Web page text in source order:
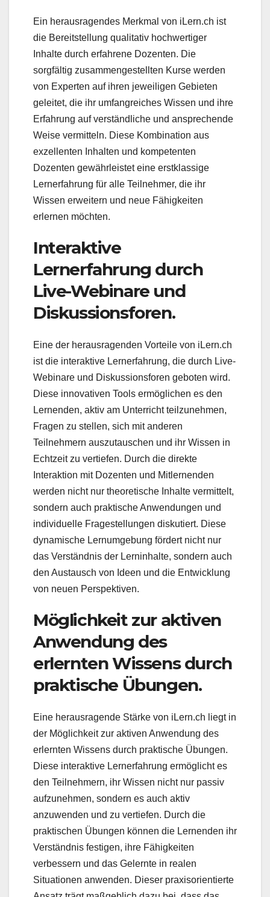
Ein herausragendes Merkmal von iLern.ch ist
die Bereitstellung qualitativ hochwertiger
Inhalte durch erfahrene Dozenten. Die
sorgfältig zusammengestellten Kurse werden
von Experten auf ihren jeweiligen Gebieten
geleitet, die ihr umfangreiches Wissen und ihre
Erfahrung auf verständliche und ansprechende
Weise vermitteln. Diese Kombination aus
exzellenten Inhalten und kompetenten
Dozenten gewährleistet eine erstklassige
Lernerfahrung für alle Teilnehmer, die ihr
Wissen erweitern und neue Fähigkeiten
erlernen möchten.
Interaktive
Lernerfahrung durch
Live-Webinare und
Diskussionsforen.
Eine der herausragenden Vorteile von iLern.ch
ist die interaktive Lernerfahrung, die durch Live-
Webinare und Diskussionsforen geboten wird.
Diese innovativen Tools ermöglichen es den
Lernenden, aktiv am Unterricht teilzunehmen,
Fragen zu stellen, sich mit anderen
Teilnehmern auszutauschen und ihr Wissen in
Echtzeit zu vertiefen. Durch die direkte
Interaktion mit Dozenten und Mitlernenden
werden nicht nur theoretische Inhalte vermittelt,
sondern auch praktische Anwendungen und
individuelle Fragestellungen diskutiert. Diese
dynamische Lernumgebung fördert nicht nur
das Verständnis der Lerninhalte, sondern auch
den Austausch von Ideen und die Entwicklung
von neuen Perspektiven.
Möglichkeit zur aktiven
Anwendung des
erlernten Wissens durch
praktische Übungen.
Eine herausragende Stärke von iLern.ch liegt in
der Möglichkeit zur aktiven Anwendung des
erlernten Wissens durch praktische Übungen.
Diese interaktive Lernerfahrung ermöglicht es
den Teilnehmern, ihr Wissen nicht nur passiv
aufzunehmen, sondern es auch aktiv
anzuwenden und zu vertiefen. Durch die
praktischen Übungen können die Lernenden ihr
Verständnis festigen, ihre Fähigkeiten
verbessern und das Gelernte in realen
Situationen anwenden. Dieser praxisorientierte